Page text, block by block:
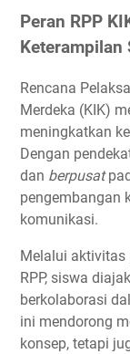
Peran RPP
Keterampilan
Rencana
Merdeka (KIK)
meningkatkan
Dengan
dan berpusat
pengembangan
komunikasi.
Melalui aktivitas
RPP, siswa
berkolaborasi
ini mendorong
konsep, tetapi